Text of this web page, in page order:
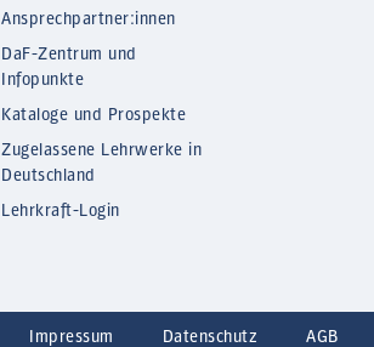
Ansprechpartner:innen
DaF-Zentrum und
Infopunkte
Kataloge und Prospekte
Zugelassene Lehrwerke in
Deutschland
Lehrkraft-Login
Impressum Datenschutz AGB